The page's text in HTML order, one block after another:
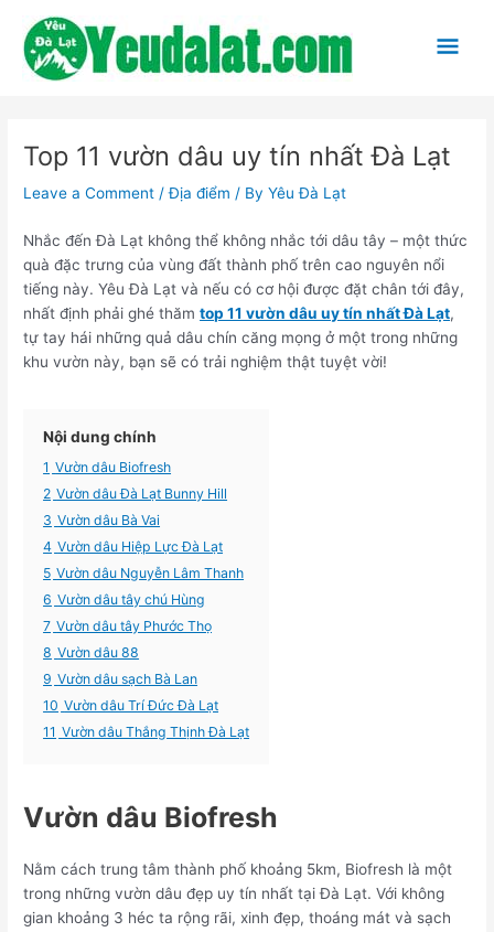
content
Top 11 vườn dâu uy tín nhất Đà Lạt
Leave a Comment /Địa điểm / ByYêu Đà Lạt
Nhắc đến Đà Lạt không thể không nhắc tới dâu tây – một thức
quà đặc trưng của vùng đất thành phố trên cao nguyên nổi
tiếng này. Yêu Đà Lạt và nếu có cơ hội được đặt chân tới đây,
nhất định phải ghé thămtop 11 vườn dâu uy tín nhất Đà Lạt,
tự tay hái những quả dâu chín căng mọng ở một trong những
khu vườn này, bạn sẽ có trải nghiệm thật tuyệt vời!
Nội dung chính
1 Vườn dâu Biofresh
2 Vườn dâu Đà Lạt Bunny Hill
3 Vườn dâu Bà Vai
4 Vườn dâu Hiệp Lực Đà Lạt
5 Vườn dâu Nguyễn Lâm Thanh
6 Vườn dâu tây chú Hùng
7 Vườn dâu tây Phước Thọ
8 Vườn dâu 88
9 Vườn dâu sạch Bà Lan
10 Vườn dâu Trí Đức Đà Lạt
11 Vườn dâu Thắng Thịnh Đà Lạt
Vườn dâu Biofresh
Nằm cách trung tâm thành phố khoảng 5km, Biofresh là một
trong những vườn dâu đẹp uy tín nhất tại Đà Lạt. Với không
gian khoảng 3 héc ta rộng rãi, xinh đẹp, thoáng mát và sạch